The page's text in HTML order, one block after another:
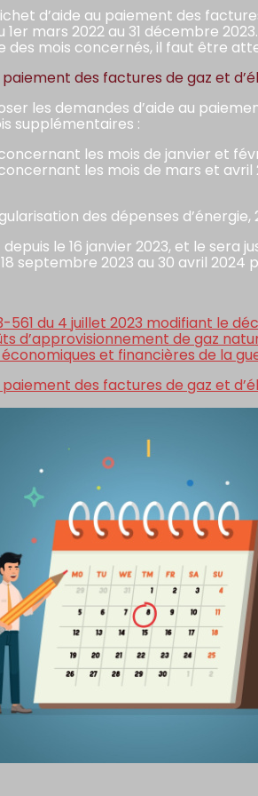
d’aide au paiement des
1er mars 2022 au 31 décembre
des mois concernés, il faut être
paiement des factures de gaz et
les demandes d’aide au
supplémentaires :
les mois de janvier et
les mois de mars et avril
des dépenses
le 16 janvier 2023, et le sera
septembre 2023 au 30 avril 2024
561 du 4 juillet 2023 modifiant le
d’approvisionnement de gaz
et financières de la
paiement des factures de gaz et